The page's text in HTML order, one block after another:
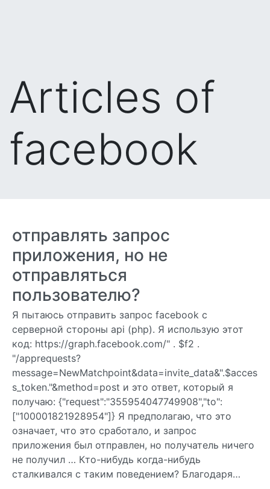
Articles of
facebook
отправлять запрос
приложения, но не
отправляться
пользователю?
Я пытаюсь отправить запрос facebook с
серверной стороны api (php). Я использую этот
код: https://graph.facebook.com/" . $f2 .
"/apprequests?
message=NewMatchpoint&data=invite_data&".$acces
s_token."&method=post и это ответ, который я
получаю: {"request":"355954047749908","to":
["100001821928954"]} Я предполагаю, что это
означает, что это сработало, и запрос
приложения был отправлен, но получатель ничего
не получил … Кто-нибудь когда-нибудь
сталкивался с таким поведением? Благодаря…